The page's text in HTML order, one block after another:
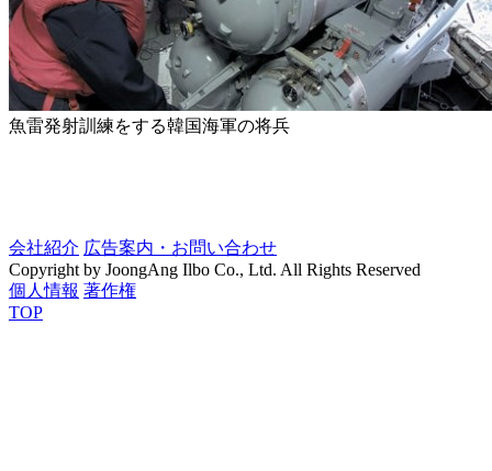
魚雷発射訓練をする韓国海軍の将兵
会社紹介 広告案内・お問い合わせ
Copyright by JoongAng Ilbo Co., Ltd. All Rights Reserved
個人情報 著作権
TOP